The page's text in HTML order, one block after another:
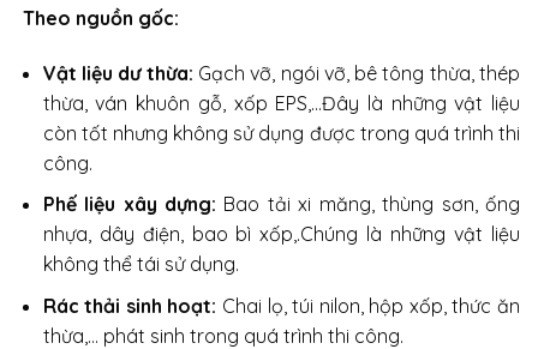
Theo nguồn gốc:
Vật liệu dư thừa: Gạch vỡ, ngói vỡ, bê tông thừa, thép
thừa, ván khuôn gỗ, xốp EPS,…Đây là những vật liệu
còn tốt nhưng không sử dụng được trong quá trình thi
công.
Phế liệu xây dựng: Bao tải xi măng, thùng sơn, ống
nhựa, dây điện, bao bì xốp,.Chúng là những vật liệu
không thể tái sử dụng.
Rác thải sinh hoạt: Chai lọ, túi nilon, hộp xốp, thức ăn
thừa,… phát sinh trong quá trình thi công.